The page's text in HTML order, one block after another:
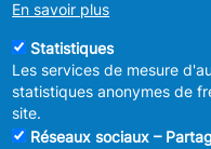
En savoir plus
Statistiques
Les services de mesure
statistiques anonymes de
site.
Réseaux sociaux –